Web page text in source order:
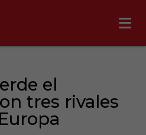
el
tres rivales